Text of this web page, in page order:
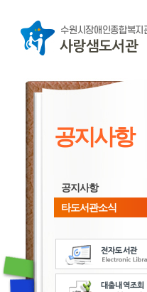
공지사항
공지사항
타도서관소식